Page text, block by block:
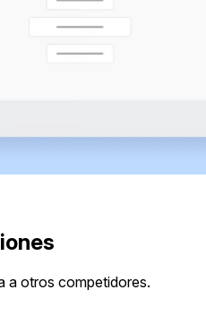
a otros competidores.